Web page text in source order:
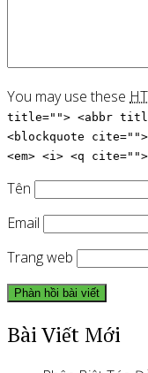
You may use these
title=""> <abbr
<blockquote
<em> <i> <q
Tên
Email
Trang web
Bài Viết Mới